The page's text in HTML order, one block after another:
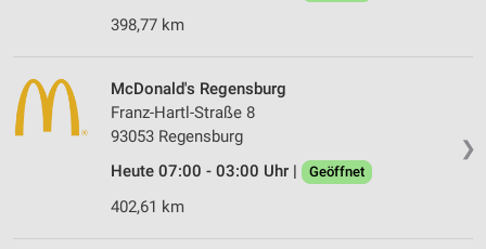
398,77 km
❯
McDonald's Regensburg
Franz-Hartl-Straße 8
93053 Regensburg
Heute 07:00 - 03:00 Uhr |
Geöffnet
402,61 km